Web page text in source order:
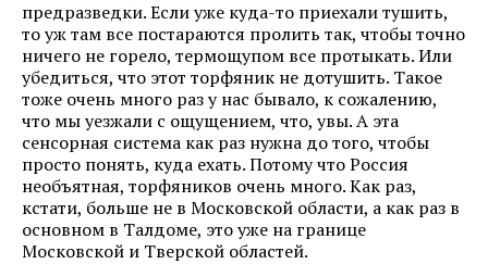
предразведки. Если уже куда-то приехали тушить,
то уж там все постараются пролить так, чтобы точно
ничего не горело, термощупом все протыкать. Или
убедиться, что этот торфяник не дотушить. Такое
тоже очень много раз у нас бывало, к сожалению,
что мы уезжали с ощущением, что, увы. А эта
сенсорная система как раз нужна до того, чтобы
просто понять, куда ехать. Потому что Россия
необъятная, торфяников очень много. Как раз,
кстати, больше не в Московской области, а как раз в
основном в Талдоме, это уже на границе
Московской и Тверской областей.